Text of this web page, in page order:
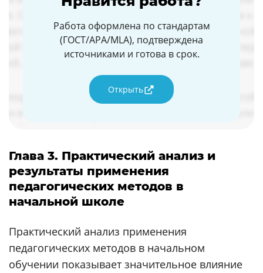
Работа оформлена по стандартам
(ГОСТ/APA/MLA), подтверждена
источниками и готова в срок.
Открыть
Глава 3. Практический анализ и
результаты применения
педагогических методов в
начальной школе
Практический анализ применения
педагогических методов в начальном
обучении показывает значительное влияние